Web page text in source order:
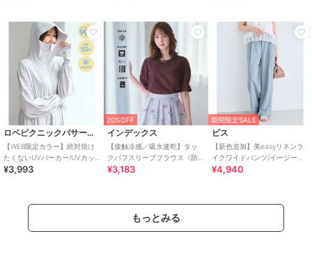
ロペピクニックパサージュ
【WEB限定カラー】絶対焼け
たくないUVパーカー/UVカッ
ト・接触冷感
¥3,993
20%OFF
インデックス
【接触冷感／吸水速乾】タッ
クパフスリーブブラウス《防
シワ／洗濯機OK／XS～3L／
¥3,183
期間限定SALE
ビス
【新色追加】美easyリネンラ
イクワイドパンツ/イージーケ
ア・接触冷感・セットアップ
¥4,940
もっとみる